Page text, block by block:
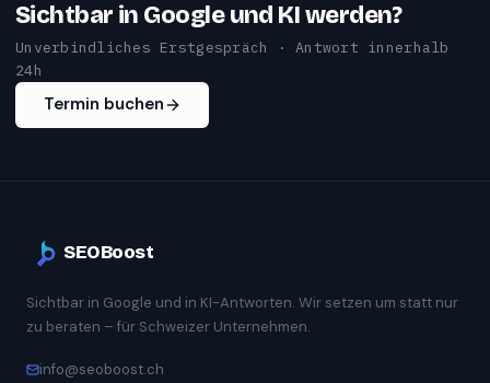
Sichtbar in Google und KI werden?
Unverbindliches Erstgespräch · Antwort innerhalb
24h
Termin buchen
SEOBoost
Sichtbar in Google und in KI-Antworten. Wir setzen um statt nur
zu beraten – für Schweizer Unternehmen.
info@seoboost.ch